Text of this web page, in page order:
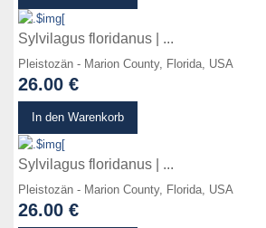
Sylvilagus floridanus | ...
Pleistozän - Marion County, Florida, USA
26.00 €
In den Warenkorb
Sylvilagus floridanus | ...
Pleistozän - Marion County, Florida, USA
26.00 €